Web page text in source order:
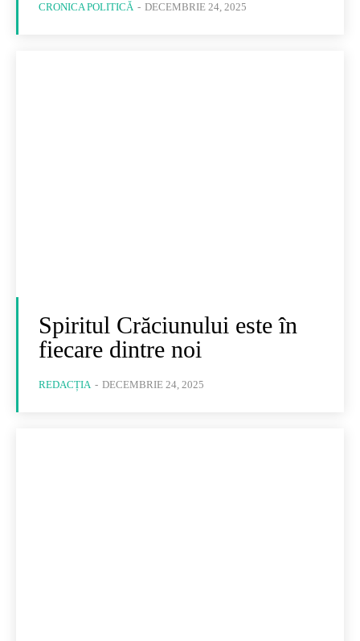
CRONICA POLITICĂ - DECEMBRIE 24, 2025
Spiritul Crăciunului este în
fiecare dintre noi
REDACȚIA - DECEMBRIE 24, 2025